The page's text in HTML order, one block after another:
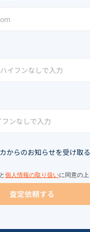
からのお知らせを受け取る
と 個人情報の取り扱いに同意の上
査定依頼する